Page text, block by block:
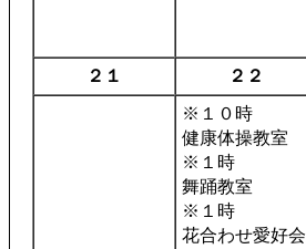
２１ ２２
※１０時
健康体操教室
※１時
舞踊教室
※１時
花合わせ愛好会